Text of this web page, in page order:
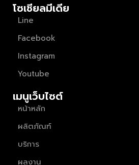
โซเชียลมีเดีย
Line
Facebook
Instagram
Youtube
เมนูเว็บไซต์
หน้าหลัก
ผลิตภัณฑ์
บริการ
ผลงาน